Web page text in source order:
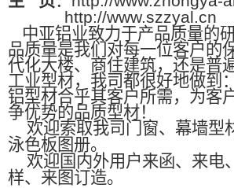
http://www.szzyal.cn
中亚铝业致力于产品质量的
品质量是我们对每一位客户的
代化大楼、商住建筑，还是普
工业型材，我司都很好地做到
铝型材合乎其客户所需，为客
争优势的品质型材！
欢迎索取我司门窗、幕墙型
泳色板图册。
欢迎国内外用户来函、来电
样、来图订造。